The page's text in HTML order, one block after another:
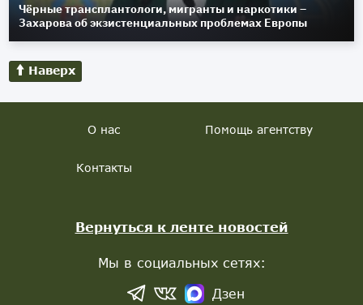
Чёрные трансплантологи, мигранты и наркотики –
Захарова об экзистенциальных проблемах Европы
Наверх
О нас Помощь агентству
Контакты
Вернуться к ленте новостей
Мы в социальных сетях:
Дзен